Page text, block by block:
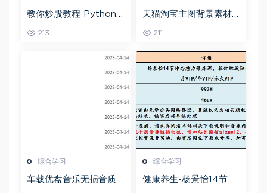
教你炒股教程 Python
网盘资源打包下载
213
天猫淘宝主图背景素材
源打包下载
211
综合学习
车载优盘音乐无损音质
综合学习
健康养生-杨景怡14节体